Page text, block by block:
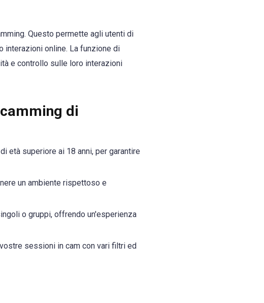
Questo permette agli utenti di
interazioni online. La funzione di
e controllo sulle loro interazioni
di
età superiore ai 18 anni, per garantire
un ambiente rispettoso e
o gruppi, offrendo un'esperienza
sessioni in cam con vari filtri ed